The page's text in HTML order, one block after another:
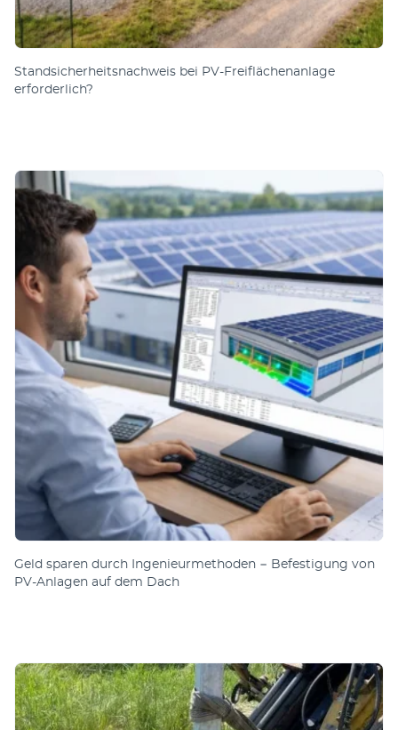
Standsicherheitsnachweis bei PV-Freiflächenanlage
erforderlich?
Geld sparen durch Ingenieurmethoden − Befestigung von
PV-Anlagen auf dem Dach